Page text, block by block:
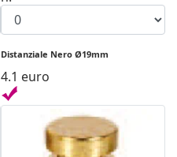
Distanziale Nero Ø19mm
4.1 euro